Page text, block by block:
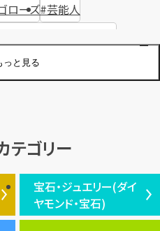
っと見る
ローズ 芸能人
マピゲ
ム ウブロ
ルイ・ヴィトン 豆知識 カルティエ
場 グッチ 買取 プラダ
テゴリー
宝石・ジュエリー(ダイ
ヤモンド・宝石)